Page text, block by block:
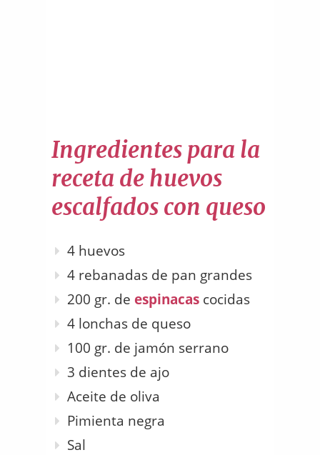
Ingredientes para la
receta de huevos
escalfados con queso
4 huevos
4 rebanadas de pan grandes
200 gr. de espinacas cocidas
4 lonchas de queso
100 gr. de jamón serrano
3 dientes de ajo
Aceite de oliva
Pimienta negra
Sal